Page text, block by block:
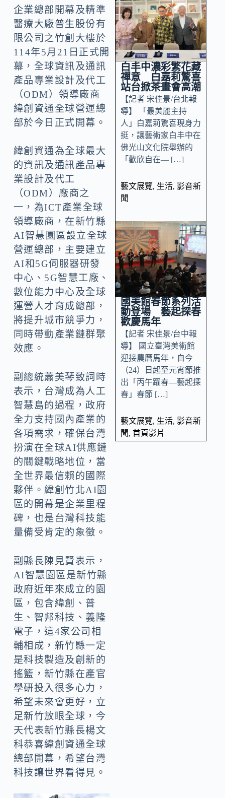
企業總部開幕及精準
醫療大廠普生股份有
限公司之竹創大樓於
114年5月21日正式開
幕，全球資訊及通訊
產品專業設計及代工
（ODM）領導廠商
緯創資通全球營運總
部於今日正式開幕。
緯創資通為全球最大
的資訊及通訊產品專
業設計及代工
（ODM）廠商之
一，為ICT產業全球
領導廠商，在新竹縣
AI智慧園區設立全球
營運總部，主要建立
AI和5G伺服器研發
中心、5G智慧工廠、
數位能力中心及全球
運營人才育成總部，
將提升城市競爭力，
同時帶動產業鏈群聚
效應。
副總統蕭美琴致詞時
表示，台灣成為人工
智慧島的過程，政府
全力支持國內產業的
各項需求，確保台灣
扮演在全球AI供應鏈
的關鍵戰略地位，當
全世界最信賴的國際
夥伴。緯創竹北AI園
區的開幕是企業里程
碑，也是台灣科技能
量備受肯定的象徵。
副縣長陳見賢表示，
AI智慧園區是新竹縣
政府近年來成立的園
區，包含緯創、普
生、智邦科技、義隆
電子，這4家公司相
輔相成，新竹縣一定
是科技製造及創新的
搖籃，新竹縣在產官
學研投入很多心力，
希望未來會更好，立
足新竹放眼全球，今
天代表新竹縣長楊文
科恭喜緯創資通全球
總部開幕，希望台灣
科技讓世界看得見。
白丰中濃彩繁花藏
禪意 白嘉莉驚喜
站台掀茶畫會高潮
【記者 宋佳景/台北報
導】 「最美麗主持
人」白嘉莉驚喜現身力
挺，讓藝術家白丰中在
佛光山文化院舉辦的
「歡欣自在— […]
藝文展覽, 生活, 影音新
聞
國美館春節系列活
動登場 藝起探春
歡慶馬年
【記者 宋佳景/台中報
導】 國立臺灣美術館
迎接農曆馬年，自今
（24）日起至元宵節推
出「丙午躍春—藝起探
春」春節 […]
藝文展覽, 生活, 影音新
聞, 首頁影片